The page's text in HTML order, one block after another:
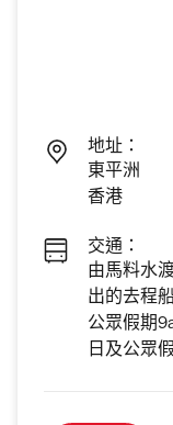
地址：
東平洲
香港
交通：
由馬料水
出的去程
公眾假期
日及公眾